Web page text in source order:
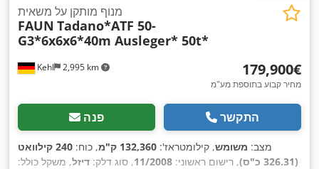
Kehl 2,995 km
מנוף מותקן על משאית
FAUN Tadano*ATF 50-
G3*6x6x6*40m Ausleger* 50t*
‏179,900 ‏€
מחיר קבוע בתוספת מע"מ
פנה התקשר
מצב: משומש, קילומטראז': 132,360 ק"מ , כוח:
240 קילוואט
(326.31 כ"ס)
, רישום ראשוני: 11/2008, סוג דלק: דיזל, משקל כולל: